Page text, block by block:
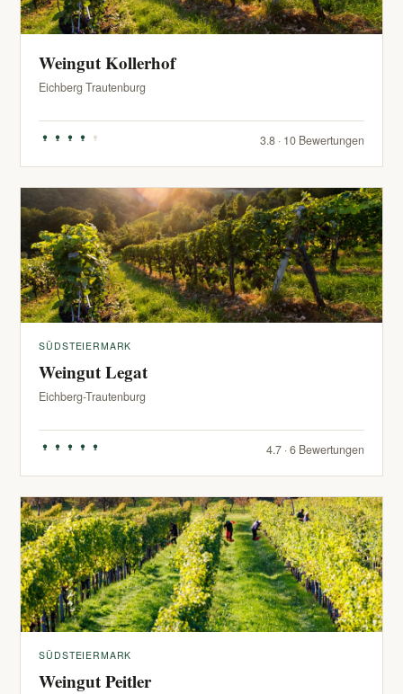
Weingut Kollerhof
Eichberg Trautenburg
3.8 · 10 Bewertungen
SÜDSTEIERMARK
Weingut Legat
Eichberg-Trautenburg
4.7 · 6 Bewertungen
SÜDSTEIERMARK
Weingut Peitler